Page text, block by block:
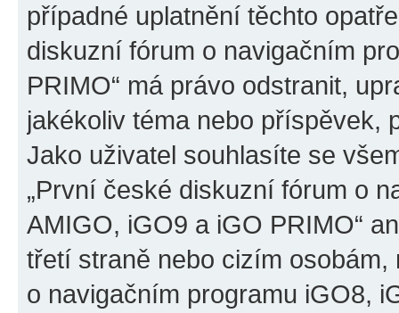
případné uplatnění těchto
diskuzní fórum o navigačním
PRIMO“ má právo odstranit,
jakékoliv téma nebo příspěvek,
Jako uživatel souhlasíte se
„První české diskuzní fórum o
AMIGO, iGO9 a iGO PRIMO“
třetí straně nebo cizím
o navigačním programu iGO8,